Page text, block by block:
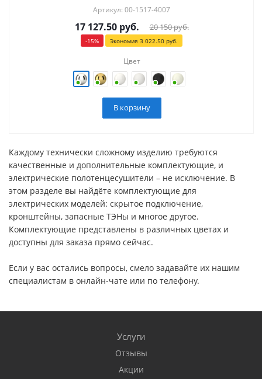
Артикул: 00-1517-4007
17 127.50руб. 20 150руб.
-15% Экономия 3 022.50 руб.
Цвет
В корзину
Каждому технически сложному изделию требуются
качественные и дополнительные комплектующие, и
электрические полотенцесушители – не исключение. В
этом разделе вы найдёте комплектующие для
электрических моделей: скрытое подключение,
кронштейны, запасные ТЭНы и многое другое.
Комплектующие представлены в различных цветах и
доступны для заказа прямо сейчас.
Если у вас остались вопросы, смело задавайте их нашим
специалистам в онлайн-чате или по телефону.
Услуги
Отзывы
Акции